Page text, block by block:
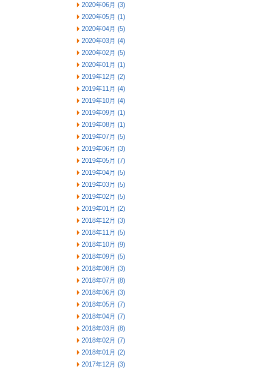
2020年06月 (3)
2020年05月 (1)
2020年04月 (5)
2020年03月 (4)
2020年02月 (5)
2020年01月 (1)
2019年12月 (2)
2019年11月 (4)
2019年10月 (4)
2019年09月 (1)
2019年08月 (1)
2019年07月 (5)
2019年06月 (3)
2019年05月 (7)
2019年04月 (5)
2019年03月 (5)
2019年02月 (5)
2019年01月 (2)
2018年12月 (3)
2018年11月 (5)
2018年10月 (9)
2018年09月 (5)
2018年08月 (3)
2018年07月 (8)
2018年06月 (3)
2018年05月 (7)
2018年04月 (7)
2018年03月 (8)
2018年02月 (7)
2018年01月 (2)
2017年12月 (3)